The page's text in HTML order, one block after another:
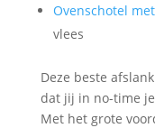
Ovenschotel
vlees
Deze beste
dat jij in no-time
Met het grote